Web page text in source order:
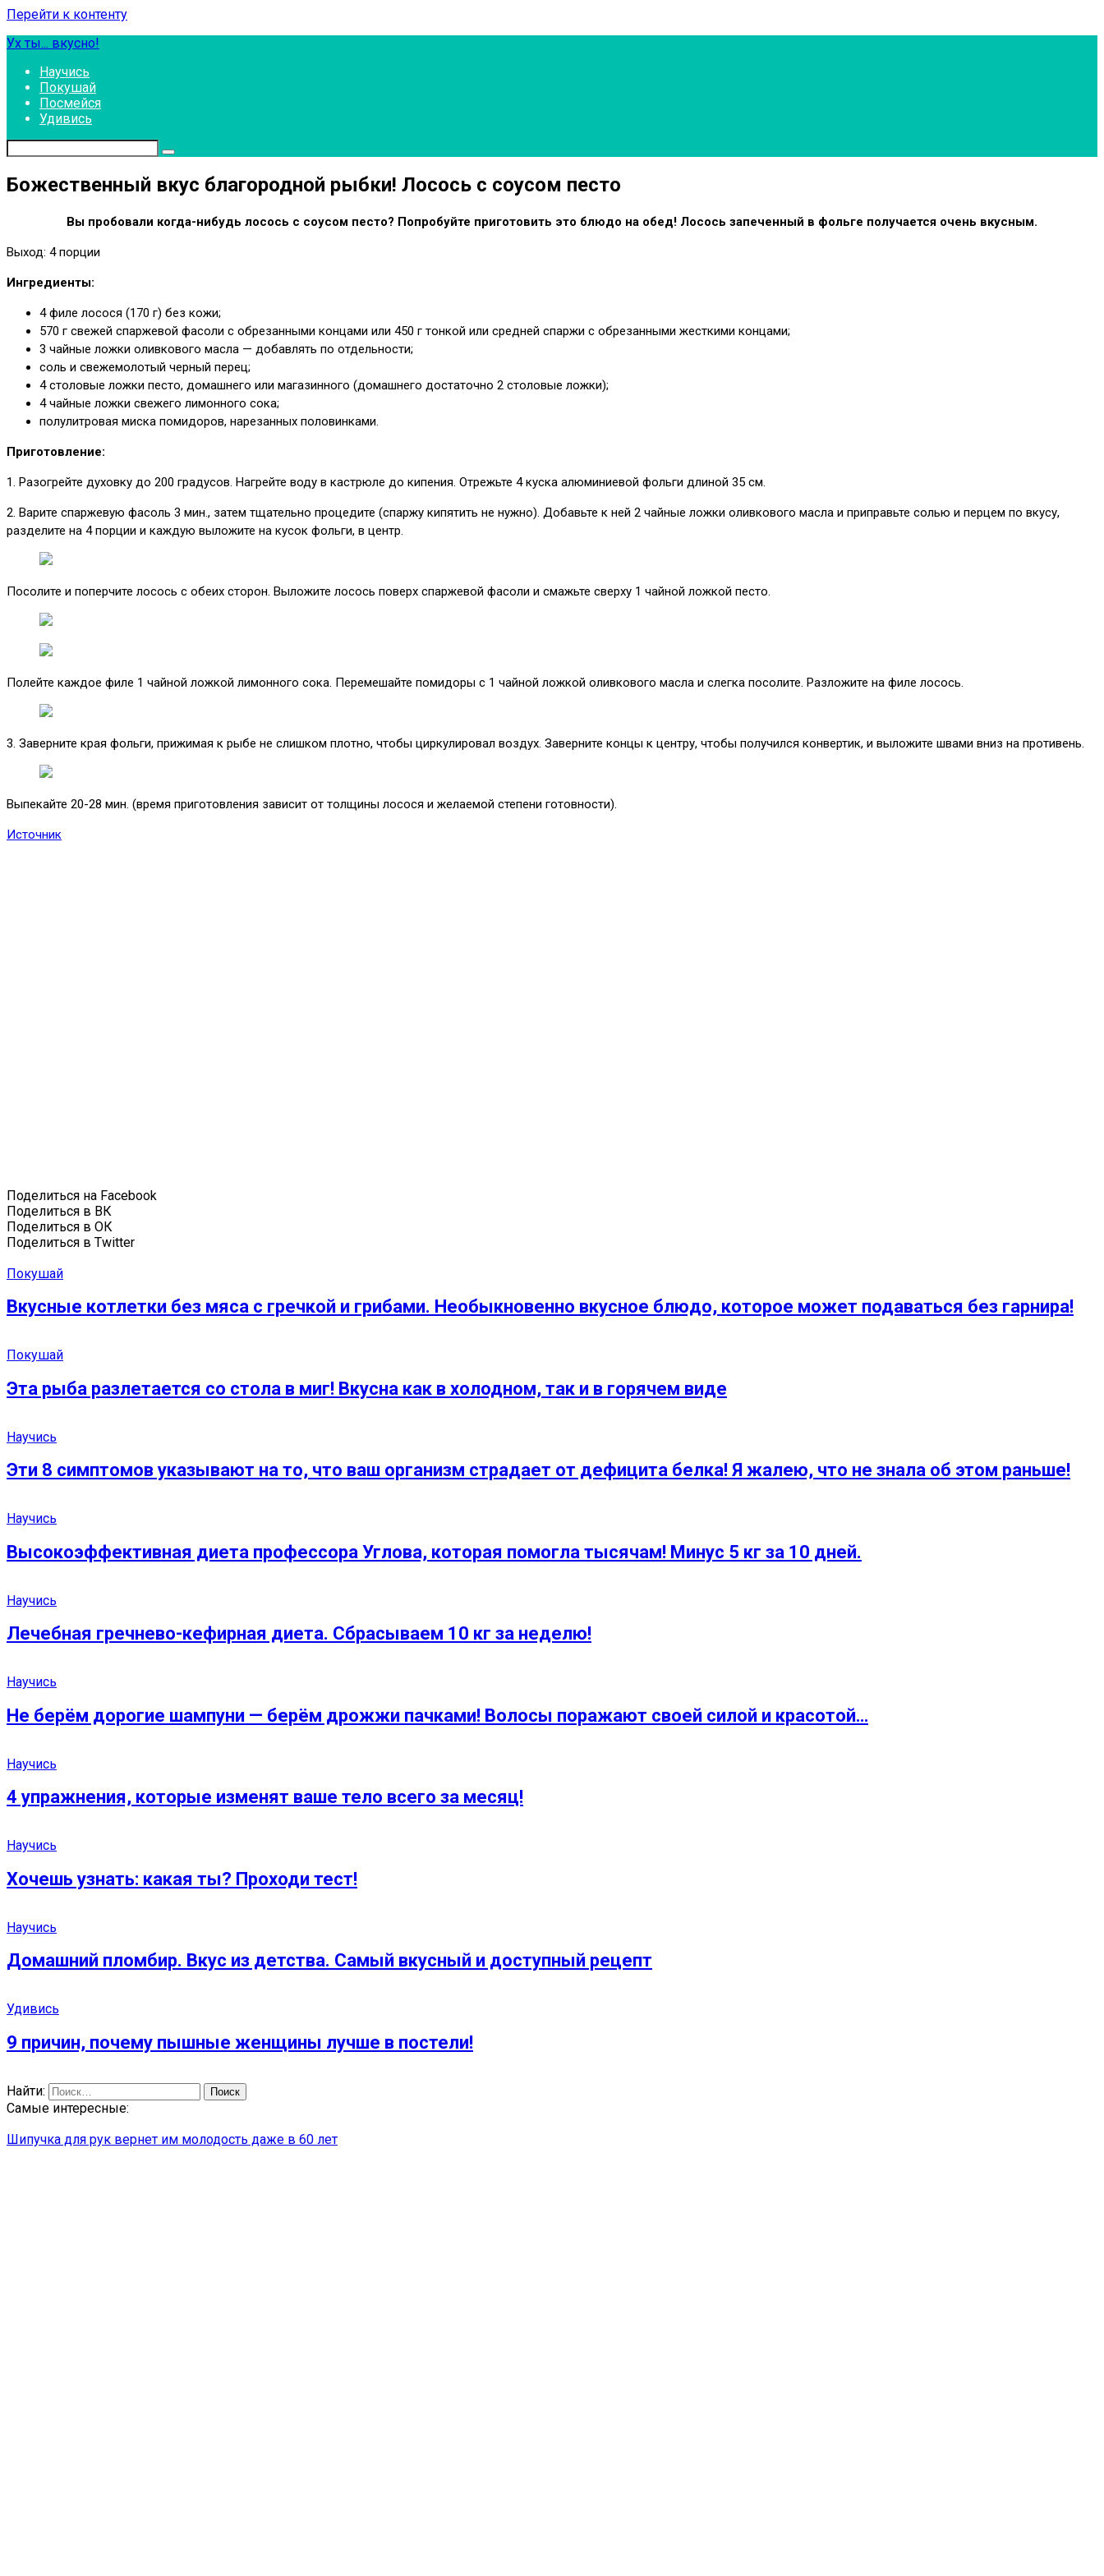
Перейти к контенту
Ух ты... вкусно!
Научись
Покушай
Посмейся
Удивись
Божественный вкус благородной рыбки! Лосось с соусом песто
Вы пробовали когда-нибудь лосось с соусом песто? Попробуйте приготовить это блюдо на обед! Лосось запеченный в фольге получается очень вкусным.
Выход: 4 порции
Ингредиенты:
4 филе лосося (170 г) без кожи;
570 г свежей спаржевой фасоли с обрезанными концами или 450 г тонкой или средней спаржи с обрезанными жесткими концами;
3 чайные ложки оливкового масла — добавлять по отдельности;
соль и свежемолотый черный перец;
4 столовые ложки песто, домашнего или магазинного (домашнего достаточно 2 столовые ложки);
4 чайные ложки свежего лимонного сока;
полулитровая миска помидоров, нарезанных половинками.
Приготовление:
1. Разогрейте духовку до 200 градусов. Нагрейте воду в кастрюле до кипения. Отрежьте 4 куска алюминиевой фольги длиной 35 см.
2. Варите спаржевую фасоль 3 мин., затем тщательно процедите (спаржу кипятить не нужно). Добавьте к ней 2 чайные ложки оливкового масла и приправьте солью и перцем по вкусу,
разделите на 4 порции и каждую выложите на кусок фольги, в центр.
Посолите и поперчите лосось с обеих сторон. Выложите лосось поверх спаржевой фасоли и смажьте сверху 1 чайной ложкой песто.
Полейте каждое филе 1 чайной ложкой лимонного сока. Перемешайте помидоры с 1 чайной ложкой оливкового масла и слегка посолите. Разложите на филе лосось.
3. Заверните края фольги, прижимая к рыбе не слишком плотно, чтобы циркулировал воздух. Заверните концы к центру, чтобы получился конвертик, и выложите швами вниз на противень.
Выпекайте 20-28 мин. (время приготовления зависит от толщины лосося и желаемой степени готовности).
Источник
Поделиться на Facebook
Поделиться в ВК
Поделиться в ОК
Поделиться в Twitter
Покушай
Вкусные котлетки без мяса с гречкой и грибами. Необыкновенно вкусное блюдо, которое может подаваться без гарнира!
Покушай
Эта рыба разлетается со стола в миг! Вкусна как в холодном, так и в горячем виде
Научись
Эти 8 симптомов указывают на то, что ваш организм страдает от дефицита белка! Я жалею, что не знала об этом раньше!
Научись
Высокоэффективная диета профессора Углова, которая помогла тысячам! Минус 5 кг за 10 дней.
Научись
Лечебная гречнево-кефирная диета. Сбрасываем 10 кг за неделю!
Научись
Не берём дорогие шампуни — берём дрожжи пачками! Волосы поражают своей силой и красотой…
Научись
4 упражнения, которые изменят ваше тело всего за месяц!
Научись
Хочешь узнать: какая ты? Проходи тест!
Научись
Домашний пломбир. Вкус из детства. Самый вкусный и доступный рецепт
Удивись
9 причин, почему пышные женщины лучше в постели!
Найти:
Самые интересные:
Шипучка для рук вернет им молодость даже в 60 лет